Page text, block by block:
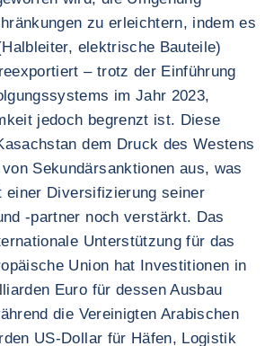
zu erleichtern, indem es
elektrische Bauteile)
– trotz der Einführung
im Jahr 2023,
jedoch begrenzt ist. Diese
dem Druck des Westens
Sekundärsanktionen aus, was
einer Diversifizierung seiner
-partner noch verstärkt. Das
Unterstützung für das
Union hat Investitionen in
Euro für dessen Ausbau
die Vereinigten Arabischen
US-Dollar für Häfen, Logistik